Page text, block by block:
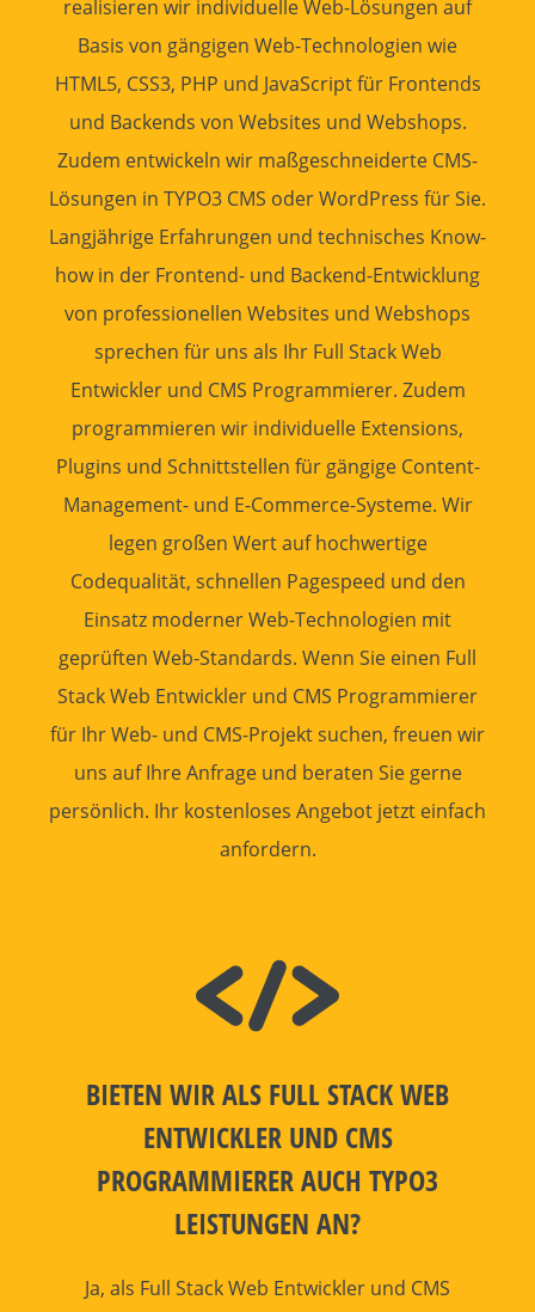
realisieren wir individuelleWeb-Lösungen auf
Basis von gängigen Web-Technologien wie
HTML5, CSS3, PHP und JavaScript für Frontends
und Backends von Websites und Webshops.
Zudem entwickeln wir maßgeschneiderte CMS-
Lösungen in TYPO3 CMS oderWordPress für Sie.
Langjährige Erfahrungen und technisches Know-
how in der Frontend- und Backend-Entwicklung
von professionellen Websites und Webshops
sprechen für uns als Ihr Full StackWeb
Entwicklerund CMS Programmierer. Zudem
programmieren wir individuelle Extensions,
Plugins und Schnittstellen für gängige Content-
Management- und E-Commerce-Systeme. Wir
legen großen Wert auf hochwertige
Codequalität, schnellen Pagespeed und den
Einsatz modernerWeb-Technologien mit
geprüften Web-Standards. Wenn Sie einen Full
StackWeb Entwickler und CMS Programmierer
für Ihr Web- und CMS-Projekt suchen, freuen wir
uns auf IhreAnfrageund beraten Sie gerne
persönlich. Ihr kostenloses Angebot jetzt einfach
anfordern.
BIETEN WIR ALS FULL STACKWEB
ENTWICKLERUND CMS
PROGRAMMIERERAUCH TYPO3
LEISTUNGEN AN?
Ja, als Full StackWeb Entwickler und CMS